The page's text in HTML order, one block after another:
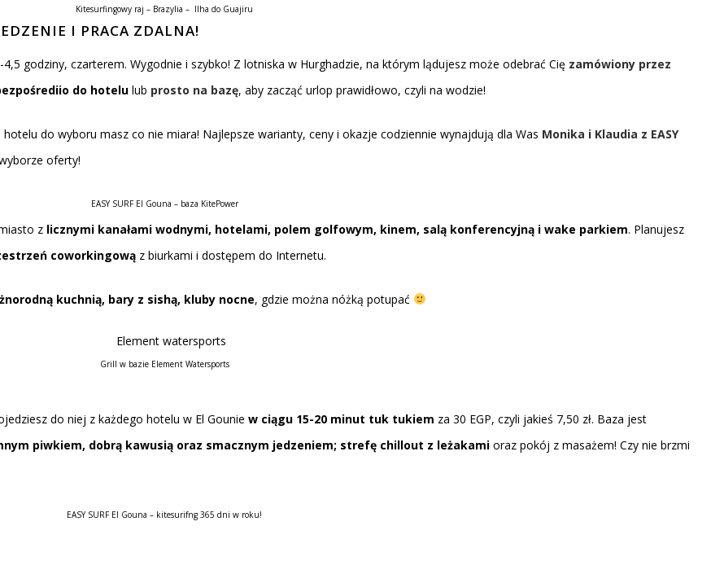
Kitesurfingowy raj – Brazylia – Ilha do Guajiru
I PRACA ZDALNA!
godziny, czarterem. Wygodnie i szybko! Z lotniska w Hurghadzie, na którym lądujesz może odebrać Cię zamówiony przez
do hotelu lub prosto na bazę, aby zacząć urlop prawidłowo, czyli na wodzie!
hotelu do wyboru masz co nie miara! Najlepsze warianty, ceny i okazje codziennie wynajdują dla Was Monika i Klaudia z EASY
oferty!
EASY SURF El Gouna – baza KitePower
z licznymi kanałami wodnymi, hotelami, polem golfowym, kinem, salą konferencyjną i wake parkiem. Planujesz
coworkingową z biurkami i dostępem do Internetu.
kuchnią, bary z sishą, kluby nocne, gdzie można nóżką potupać
Grill w bazie Element Watersports
do niej z każdego hotelu w El Gounie w ciągu 15-20 minut tuk tukiem za 30 EGP, czyli jakieś 7,50 zł. Baza jest
piwkiem, dobrą kawusią oraz smacznym jedzeniem; strefę chillout z leżakami oraz pokój z masażem! Czy nie brzmi
EASY SURF El Gouna – kitesurifng 365 dni w roku!